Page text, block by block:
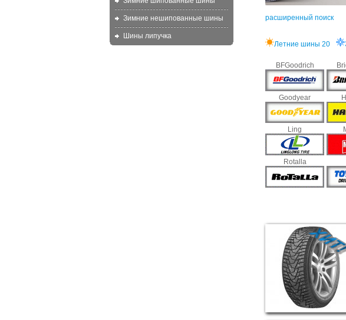
Зимние нешипованные шины
Шины липучка
расширенный поиск
Летние шины 20
BFGoodrich
Goodyear
Ling
Rotalla